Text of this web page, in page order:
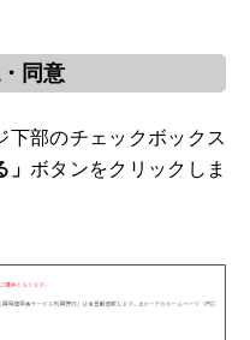
同意
下部のチェックボックス
」 ボタンをクリックしま